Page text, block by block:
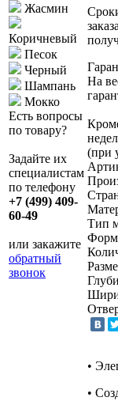
Жасмин
Коричневый
Песок
Черный
Шампань
Мокко
Есть вопросы
по товару?
Задайте их
специалистам
по телефону
+7 (499) 409-
60-49
или закажите
обратный
звонок
На
(при
Тип
•
•